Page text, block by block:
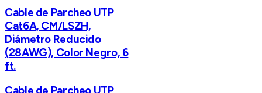
Cable de Parcheo UTP
Cat6A, CM/LSZH,
Diámetro Reducido
(28AWG), Color Negro, 6
ft.
Cable de Parcheo UTP